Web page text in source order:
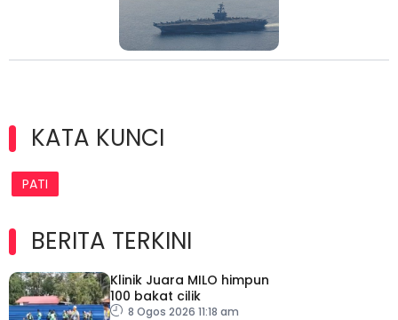
KATA KUNCI
PATI
BERITA TERKINI
Klinik Juara MILO himpun
100 bakat cilik
8 Ogos 2026 11:18 am